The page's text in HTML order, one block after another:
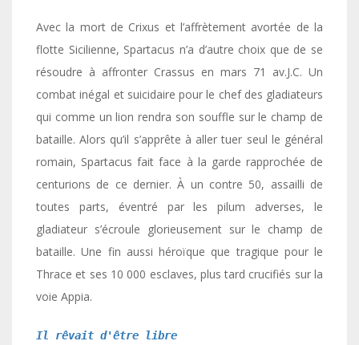
Avec la mort de Crixus et l’affrètement avortée de la
flotte Sicilienne, Spartacus n’a d’autre choix que de se
résoudre à affronter Crassus en mars 71 av.J.C. Un
combat inégal et suicidaire pour le chef des gladiateurs
qui comme un lion rendra son souffle sur le champ de
bataille. Alors qu’il s’apprête à aller tuer seul le général
romain, Spartacus fait face à la garde rapprochée de
centurions de ce dernier. À un contre 50, assailli de
toutes parts, éventré par les pilum adverses, le
gladiateur s’écroule glorieusement sur le champ de
bataille. Une fin aussi héroïque que tragique pour le
Thrace et ses 10 000 esclaves, plus tard crucifiés sur la
voie Appia.
Il rêvait d'être libre